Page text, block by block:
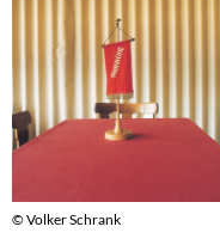
© Volker Schrank